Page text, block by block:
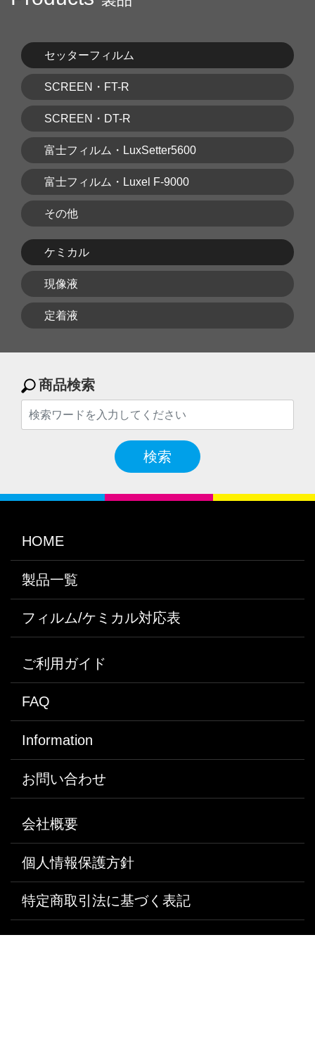
セッターフィルム
SCREEN・FT-R
SCREEN・DT-R
富士フィルム・LuxSetter5600
富士フィルム・Luxel F-9000
その他
ケミカル
現像液
定着液
商品検索
検索
HOME
製品一覧
フィルム/ケミカル対応表
ご利用ガイド
FAQ
Information
お問い合わせ
会社概要
個人情報保護方針
特定商取引法に基づく表記